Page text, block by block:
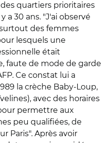
quartiers prioritaires
a 30 ans. "J'ai observé
des femmes
lesquels une
était
faute de mode de garde
Ce constat lui a
la crèche Baby-Loup,
avec des horaires
permettre aux
peu qualifiées, de
Paris". Après avoir